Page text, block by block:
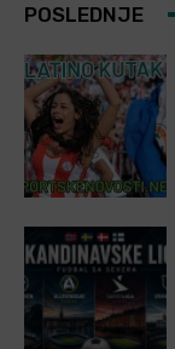
POSLEDNJE